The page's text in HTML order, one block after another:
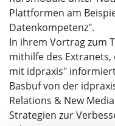
Plattformen am
Datenkompetenz".
In ihrem Vortrag zum
mithilfe des Extranets,
mit idpraxis"
Basbuf von der
Relations & New
Strategien zur